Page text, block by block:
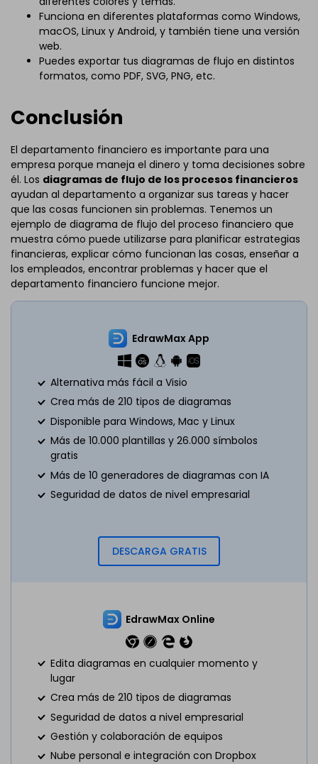
Funciona en diferentes plataformas como Windows,
macOS, Linux y Android, y también tiene una versión
web.
Puedes exportar tus diagramas de flujo en distintos
formatos, como PDF, SVG, PNG, etc.
Conclusión
El departamento financiero es importante para una
empresa porque maneja el dinero y toma decisiones sobre
él. Los diagramas de flujo de los procesos financieros
ayudan al departamento a organizar sus tareas y hacer
que las cosas funcionen sin problemas. Tenemos un
ejemplo de diagrama de flujo del proceso financiero que
muestra cómo puede utilizarse para planificar estrategias
financieras, explicar cómo funcionan las cosas, enseñar a
los empleados, encontrar problemas y hacer que el
departamento financiero funcione mejor.
EdrawMax App
Alternativa más fácil a Visio
Crea más de 210 tipos de diagramas
Disponible para Windows, Mac y Linux
Más de 10.000 plantillas y 26.000 símbolos
gratis
Más de 10 generadores de diagramas con IA
Seguridad de datos de nivel empresarial
DESCARGA GRATIS
EdrawMax Online
Edita diagramas en cualquier momento y
lugar
Crea más de 210 tipos de diagramas
Seguridad de datos a nivel empresarial
Gestión y colaboración de equipos
Nube personal e integración con Dropbox